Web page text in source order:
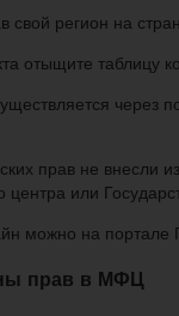
регион на
отыщите таблицу
через
прав не
или
можно на портале
прав в МФЦ